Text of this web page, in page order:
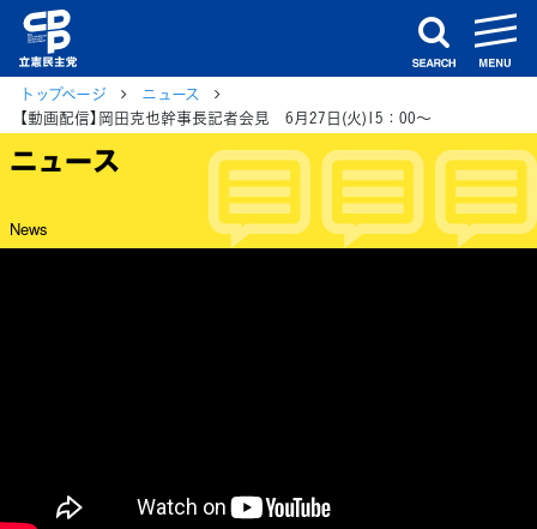
search
トップページ
ニュース
【動画配信】岡田克也幹事長記者会見 6月27日(火)15：00～
ニュース
News